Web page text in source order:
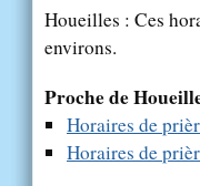
Houeilles : Ces
environs.
Proche de
Horaires de
Horaires de